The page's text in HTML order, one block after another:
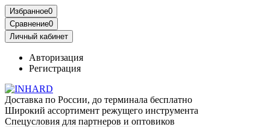
Избранное0
Сравнение0
Личный кабинет
Авторизация
Регистрация
Доставка по России, до терминала бесплатно
Широкий ассортимент режущего инструмента
Спецусловия для партнеров и оптовиков